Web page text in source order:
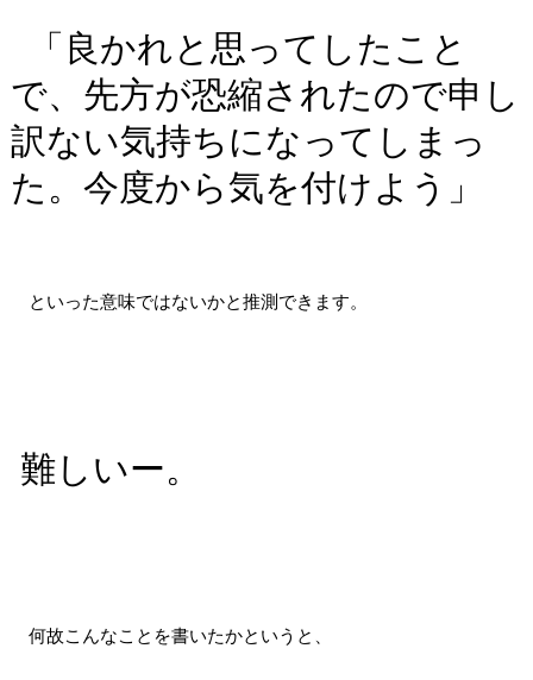
「良かれと思ってしたこと
で、先方が恐縮されたので申し
訳ない気持ちになってしまっ
た。今度から気を付けよう」
といった意味ではないかと推測できます。
難しいー。
何故こんなことを書いたかというと、